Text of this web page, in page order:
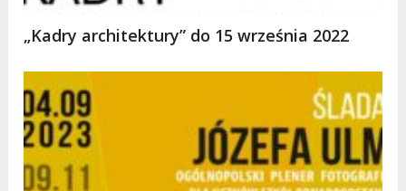
„Kadry architektury” do 15 września 2022